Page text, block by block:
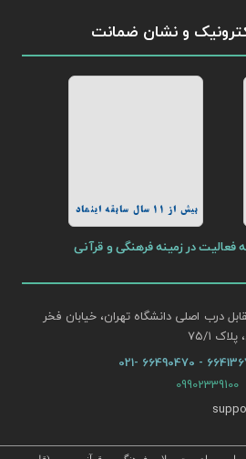
و نشان ضمانت
بیش از 11 سال سابقه اینماد
درب اصلی دانشگاه تهران، خیابان فخر
۷۵/۱​​​​​​​